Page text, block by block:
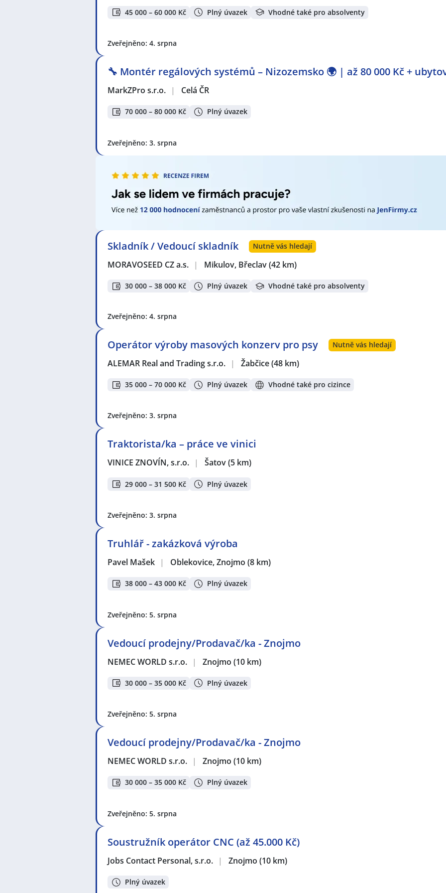
45 000 – 60 000 Kč Plný úvazek Vhodné také pro absolventy
Zveřejněno: 4. srpna
🔧 Montér regálových systémů – Nizozemsko 🌍 | až 80 000 Kč +
MarkZPro s.r.o. | Celá ČR
70 000 – 80 000 Kč Plný úvazek
Zveřejněno: 3. srpna
Skladník / Vedoucí skladník Nutně vás hledají
MORAVOSEED CZ a.s. | Mikulov, Břeclav(42 km)
30 000 – 38 000 Kč Plný úvazek Vhodné také pro absolventy
Zveřejněno: 4. srpna
Operátor výroby masových konzerv pro psy Nutně vás hledají
ALEMAR Real and Trading s.r.o. | Žabčice(48 km)
35 000 – 70 000 Kč Plný úvazek Vhodné také pro cizince
Zveřejněno: 3. srpna
Traktorista/ka – práce ve vinici
VINICE ZNOVÍN, s.r.o. | Šatov(5 km)
29 000 – 31 500 Kč Plný úvazek
Zveřejněno: 3. srpna
Truhlář - zakázková výroba
Pavel Mašek | Oblekovice, Znojmo (8 km)
38 000 – 43 000 Kč Plný úvazek
Zveřejněno: 5. srpna
Vedoucí prodejny/Prodavač/ka - Znojmo
NEMEC WORLD s.r.o. | Znojmo (10 km)
30 000 – 35 000 Kč Plný úvazek
Zveřejněno: 5. srpna
Vedoucí prodejny/Prodavač/ka - Znojmo
NEMEC WORLD s.r.o. | Znojmo (10 km)
30 000 – 35 000 Kč Plný úvazek
Zveřejněno: 5. srpna
Soustružník operátor CNC (až 45.000 Kč)
Jobs Contact Personal, s.r.o. | Znojmo (10 km)
Plný úvazek